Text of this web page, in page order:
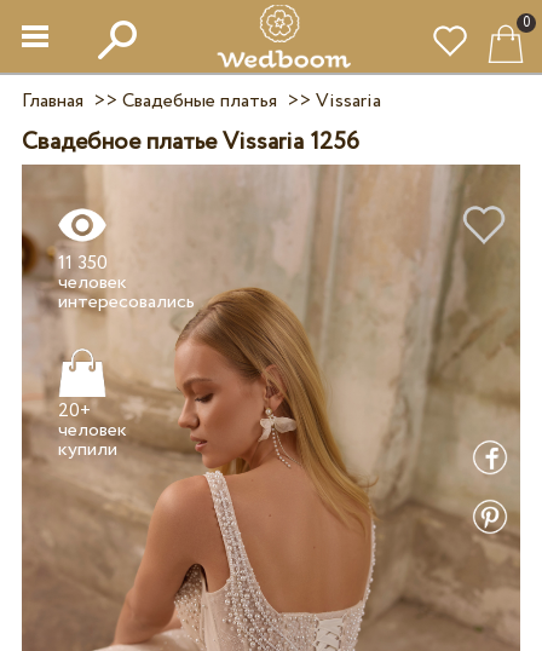
0
Главная >> Свадебные платья >> Vissaria
Свадебное платье Vissaria 1256
11 350
человек
20+
человек
купили